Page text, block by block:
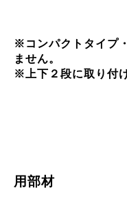
※コンパクトタイプ
ません。
※上下２段に取り付
ポー
用部材